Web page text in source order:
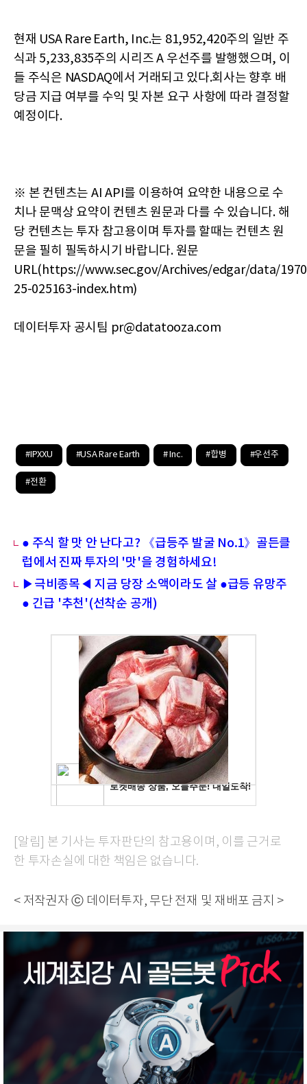
현재 USA Rare Earth, Inc.는 81,952,420주의 일반 주
식과 5,233,835주의 시리즈 A 우선주를 발행했으며, 이
들 주식은 NASDAQ에서 거래되고 있다.회사는 향후 배
당금 지급 여부를 수익 및 자본 요구 사항에 따라 결정할
예정이다.
※ 본 컨텐츠는 AI API를 이용하여 요약한 내용으로 수
치나 문맥상 요약이 컨텐츠 원문과 다를 수 있습니다. 해
당 컨텐츠는 투자 참고용이며 투자를 할때는 컨텐츠 원
문을 필히 필독하시기 바랍니다. 원문
URL(https://www.sec.gov/Archives/edgar/data/
25-025163-index.htm)
데이터투자 공시팀 pr@datatooza.com
#IPXXU #USA Rare Earth # Inc. #합병 #우선주
#전환
● 주식 할 맛 안 난다고? 《급등주 발굴 No.1》골든클
럽에서 진짜 투자의 '맛'을 경험하세요!
▶극비종목◀ 지금 당장 소액이라도 살 ●급등 유망주
● 긴급 '추천'(선착순 공개)
[알림] 본 기사는 투자판단의 참고용이며, 이를 근거로
한 투자손실에 대한 책임은 없습니다.
< 저작권자 ⓒ 데이터투자, 무단 전재 및 재배포 금지 >